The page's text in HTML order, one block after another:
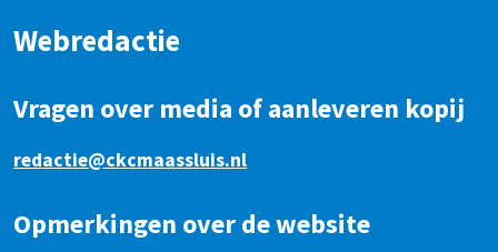
Webredactie
Vragen over media of aanleveren kopij
redactie@ckcmaassluis.nl
Opmerkingen over de website